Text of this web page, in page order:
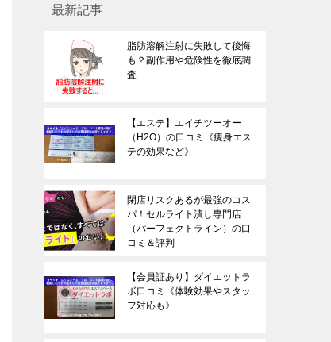
最新記事
脂肪溶解注射に失敗して後悔
も？副作用や危険性を徹底調
査
【エステ】エイチツーオー
（H2O）の口コミ《痩身エス
テの効果など》
閉店リスクあるが最強のコス
パ！セルライト潰し専門店
（パーフェクトライン）の口
コミ＆評判
【会員証あり】ダイエットラ
ボ口コミ《体験効果やスタッ
フ対応も》